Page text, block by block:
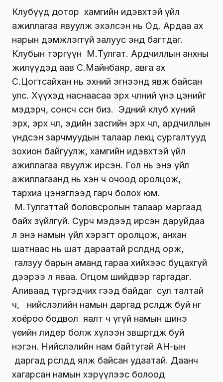
Клубүүд дотор хамгийн идэвхтэй үйл
ажиллагаа явуулж эхэлсэн нь Oд. Ардаа ах
нарын дэмжлэггүй залуус энд багтдаг.
Клубын тэргүүн М.Тулгат. Ардчиллын анхны
жилүүдэд аав С.Майнбаяр, авга ах
С.Цогтсайхан нь эхний эгнээнд явж байсан
улс. Хүүхэд наснаасаа эрх чөлөөний үнэ цэнийг
мэдэрч, сонсч өссөн биз. Эдний клуб хүний
эрх, эрх чөлөө, эдийн засгийн эрх чөлөө, ардчиллын
үндсэн зарчмуудын талаар лекц сургалтууд
зохион байгуулж, хамгийн идэвхтэй үйл
ажиллагаа явуулж ирсэн. Гол нь энэ үйл
ажиллагаанд нь хэн ч очоод оролцож,
тархиа цэнэглээд гарч болох юм.
М.Тулгаттай боловсролын талаар маргаад
байх зүйлгүй. Сурч мэдээд ирсэн даруйдаа
л энэ намын үйл хэрэгт оролцож, анхан
шатнаас нь шат дараатай өрсөлдөөнд орж,
галзуу барын аманд гараа хийхээс буцахгүй
дээрээ л яваа. Огцом шийдвэр гаргадаг.
Аливаад түргэдчих гээд байдаг сул талтай
ч, нийслэлийн намын даргад өрсөлдөж буй нөгөө
хоёроо бодвол яалт ч үгүй намын шинэ
үеийн лидер болж хүлээн зөвшөөрөгдөж буй
нэгэн. Нийслэлийн нам байтугай АН-ын
даргад өрсөлдөөд ялж байсан удаатай. Даанч
хагарсан намын хэрүүлээс болоод